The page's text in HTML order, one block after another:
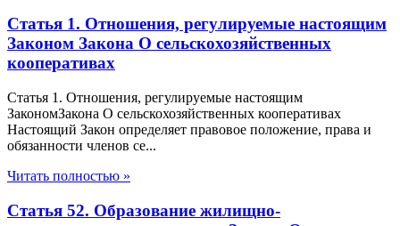
Статья 1. Отношения, регулируемые настоящим
Законом Закона О сельскохозяйственных
кооперативах
Статья 1. Отношения, регулируемые настоящим
ЗакономЗакона О сельскохозяйственных кооперативах
Настоящий Закон определяет правовое положение, права и
обязанности членов се...
Читать полностью »
Статья 52. Образование жилищно-